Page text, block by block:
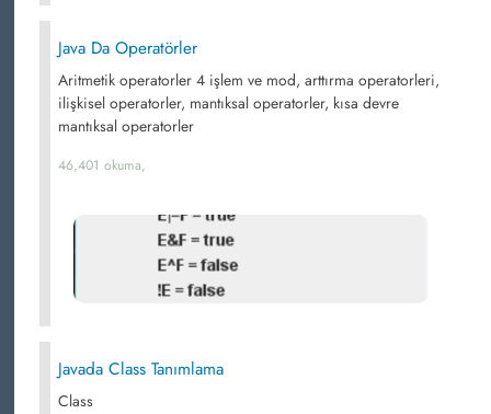
Java Da Operatörler
Aritmetik operatorler 4 işlem ve mod, arttırma operatorleri,
ilişkisel operatorler, mantıksal operatorler, kısa devre
mantıksal operatorler
46,401 okuma,
Javada Class Tanımlama
Class